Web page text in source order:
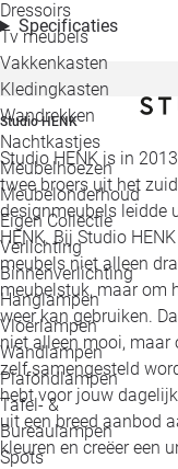
Dressoirs
Tv meubels
Vakkenkasten
Kledingkasten
Wandrekken
Nachtkastjes
Meubelhoezen
Meubelonderhoud
Eigen Collectie
Verlichting
Binnenverlichting
Hanglampen
Vloerlampen
Wandlampen
Plafondlampen
Tafel- &
Bureaulampen
Spots
Specificaties
Studio HENK
Studio HENK is in
twee broers uit het
designmeubels leidde
HENK. Bij Studio
meubels niet alleen
meubelstuk, maar om
weer kan gebruiken.
niet alleen mooi, maar
zelf samengesteld
hebt voor jouw
uit een breed aanbod
kleuren en creëer een